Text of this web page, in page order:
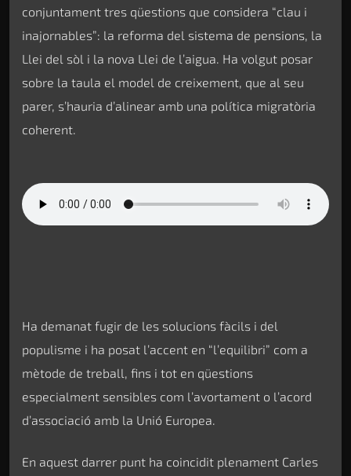
conjuntament tres qüestions que considera “clau i
inajornables”: la reforma del sistema de pensions, la
Llei del sòl i la nova Llei de l’aigua. Ha volgut posar
sobre la taula el model de creixement, que al seu
parer, s’hauria d’alinear amb una política migratòria
coherent.
Ha demanat fugir de les solucions fàcils i del
populisme i ha posat l’accent en “l’equilibri” com a
mètode de treball, fins i tot en qüestions
especialment sensibles com l’avortament o l’acord
d’associació amb la Unió Europea.
En aquest darrer punt ha coincidit plenament Carles